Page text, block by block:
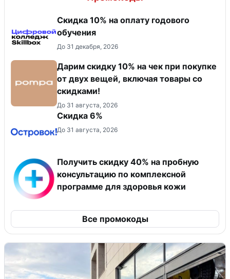
Скидка 10% на оплату годового
обучения
До 31 декабря, 2026
Дарим скидку 10% на чек при покупке
от двух вещей, включая товары со
скидками!
До 31 августа, 2026
Скидка 6%
До 31 августа, 2026
Получить скидку 40% на пробную
консультацию по комплексной
программе для здоровья кожи
Все промокоды